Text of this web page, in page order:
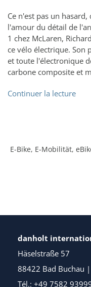
E-Bike, E-Mobilität,
Ce n'est pas un
l'amour du détail de
1 chez McLaren,
ce vélo électrique. Son
et toute l'électronique
carbone composite et
Continuer la lecture
danholt
Häselstraße 57
88422 Bad Buchau
Tél.: +49 7582